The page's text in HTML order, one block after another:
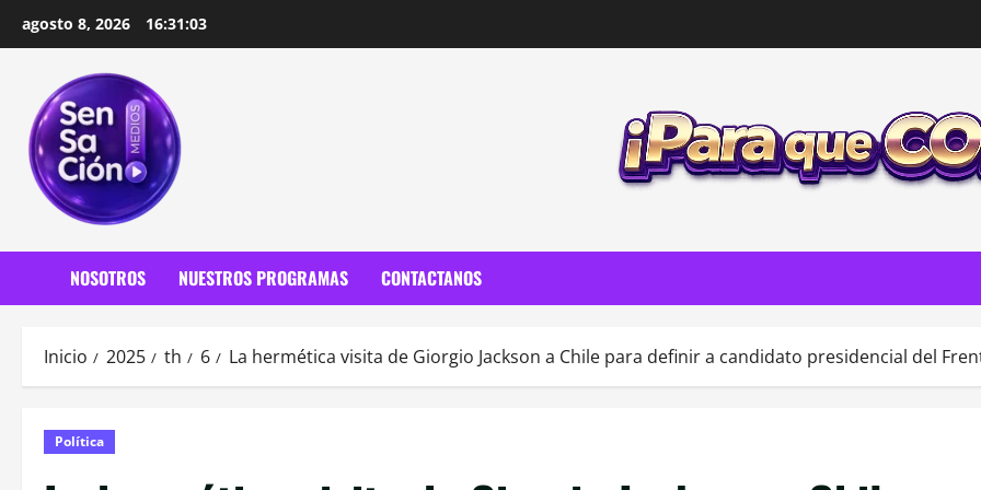
agosto 8, 2026 16:31:04
NOSOTROS NUESTROS PROGRAMAS CONTACTANOS
Inicio 2025 th 6 La hermética visita de Giorgio Jackson a Chile para definir a candidato presidencial del
Política